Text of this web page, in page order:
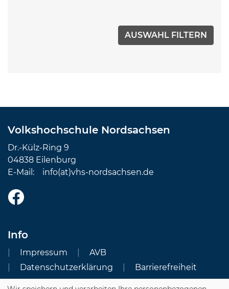
Volkshochschule Nordsachsen
Dr.-Külz-Ring 9
04838 Eilenburg
E-Mail: info(at)vhs-nordsachsen.de
Info
Impressum
AVB
Datenschutzerklärung
Barrierefreiheit